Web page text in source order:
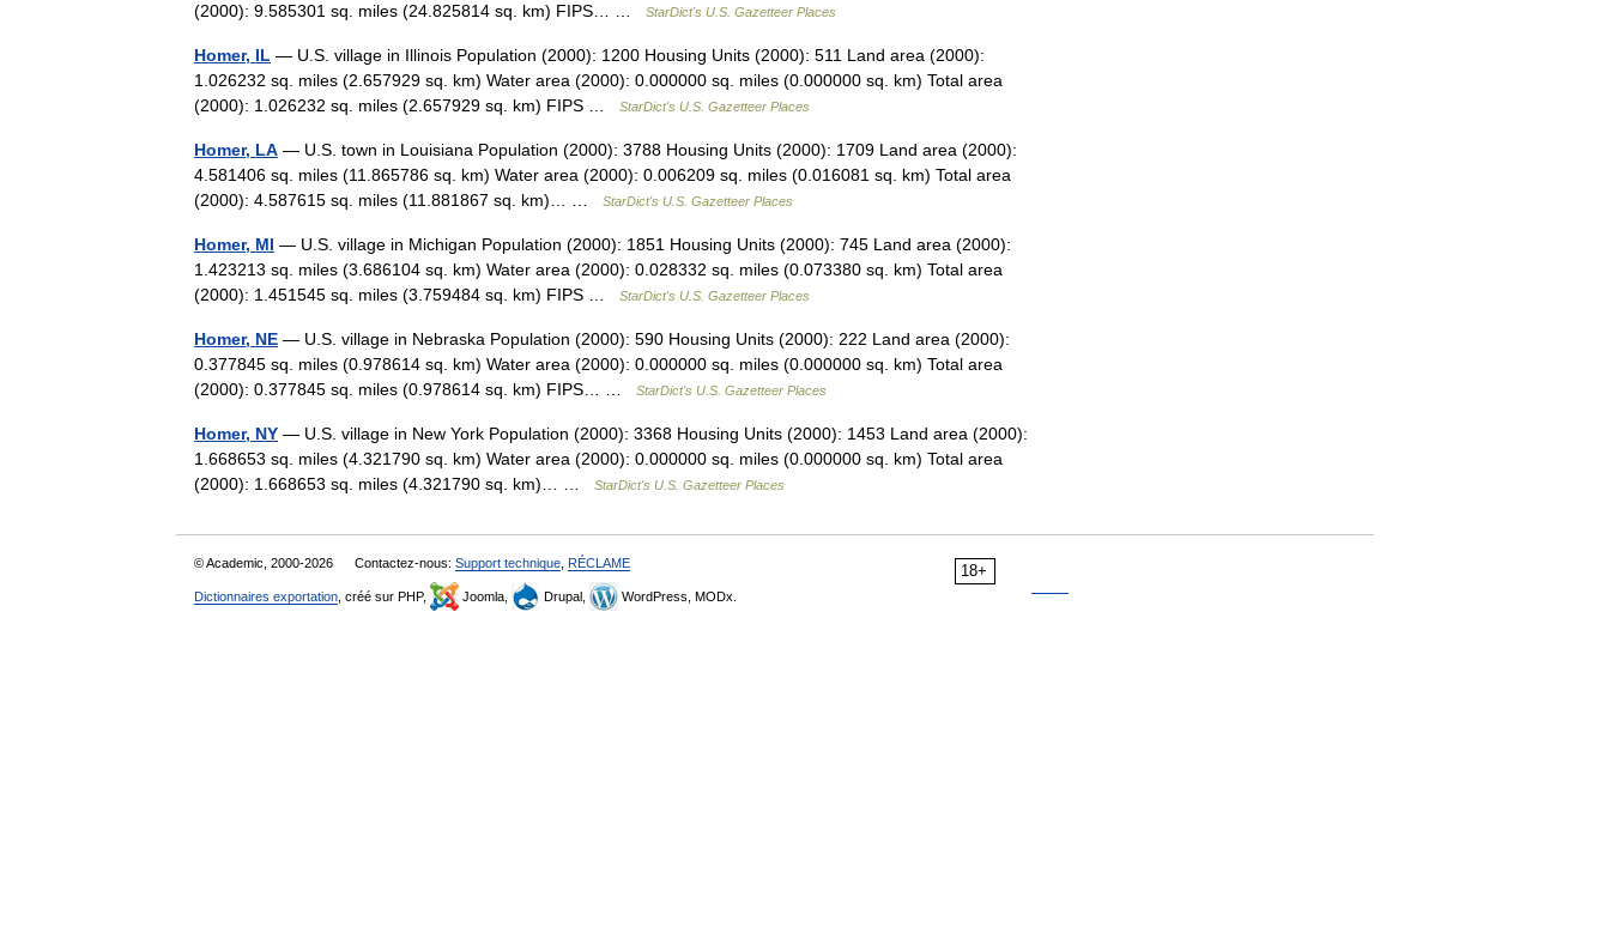
(2000): 9.585301 sq. miles (24.825814 sq. km) FIPS… …
StarDict's U.S. Gazetteer Places
Homer, IL — U.S. village in Illinois Population (2000): 1200 Housing Units (2000): 511 Land area (2000):
1.026232 sq. miles (2.657929 sq. km) Water area (2000): 0.000000 sq. miles (0.000000 sq. km) Total area
(2000): 1.026232 sq. miles (2.657929 sq. km) FIPS …
StarDict's U.S. Gazetteer Places
Homer, LA — U.S. town in Louisiana Population (2000): 3788 Housing Units (2000): 1709 Land area (2000):
4.581406 sq. miles (11.865786 sq. km) Water area (2000): 0.006209 sq. miles (0.016081 sq. km) Total area
(2000): 4.587615 sq. miles (11.881867 sq. km)… …
StarDict's U.S. Gazetteer Places
Homer, MI — U.S. village in Michigan Population (2000): 1851 Housing Units (2000): 745 Land area (2000):
1.423213 sq. miles (3.686104 sq. km) Water area (2000): 0.028332 sq. miles (0.073380 sq. km) Total area
(2000): 1.451545 sq. miles (3.759484 sq. km) FIPS …
StarDict's U.S. Gazetteer Places
Homer, NE — U.S. village in Nebraska Population (2000): 590 Housing Units (2000): 222 Land area (2000):
0.377845 sq. miles (0.978614 sq. km) Water area (2000): 0.000000 sq. miles (0.000000 sq. km) Total area
(2000): 0.377845 sq. miles (0.978614 sq. km) FIPS… …
StarDict's U.S. Gazetteer Places
Homer, NY — U.S. village in New York Population (2000): 3368 Housing Units (2000): 1453 Land area (2000):
1.668653 sq. miles (4.321790 sq. km) Water area (2000): 0.000000 sq. miles (0.000000 sq. km) Total area
(2000): 1.668653 sq. miles (4.321790 sq. km)… …
StarDict's U.S. Gazetteer Places
18+
© Academic, 2000-2026 Contactez-nous: Support technique RÉCLAME
Dictionnaires exportation , créé sur PHP, Joomla, Drupal, WordPress, MODx.